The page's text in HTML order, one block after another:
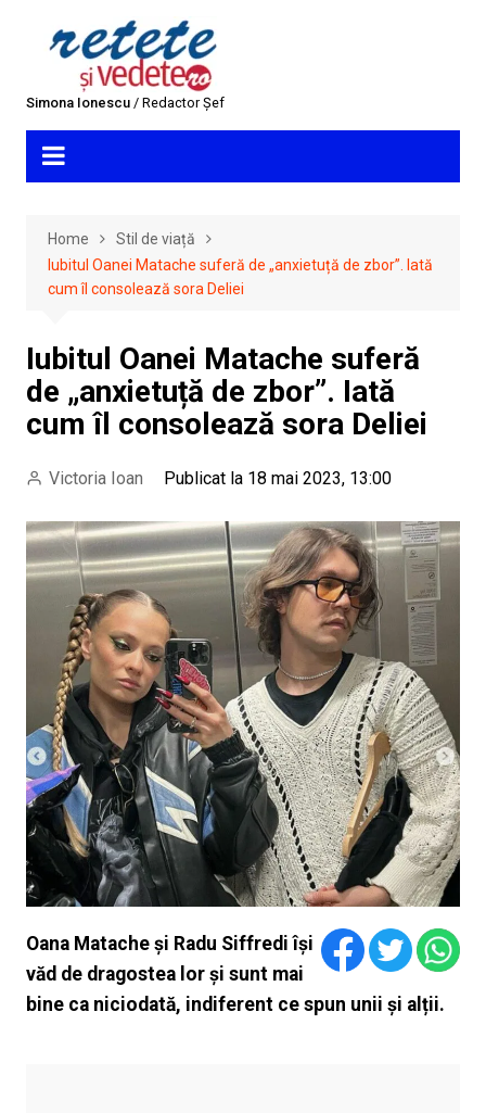
Simona Ionescu/ Redactor Șef
Home
Stil de viață
Iubitul Oanei Matache suferă de „anxietuță de zbor”. Iată
cum îl consolează sora Deliei
Iubitul Oanei Matache suferă
de „anxietuță de zbor”. Iată
cum îl consolează sora Deliei
Victoria Ioan Publicat la 18 mai 2023, 13:00
Oana Matache și Radu Siffredi își
văd de dragostea lor și sunt mai
bine ca niciodată, indiferent ce spun unii și alții.